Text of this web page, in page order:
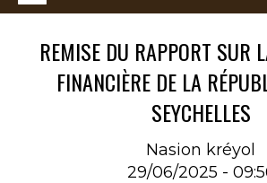
REMISE DU RAPPORT SUR
FINANCIÈRE DE LA
SEYCHELLES
Nasion kréyol
29/06/2025 -